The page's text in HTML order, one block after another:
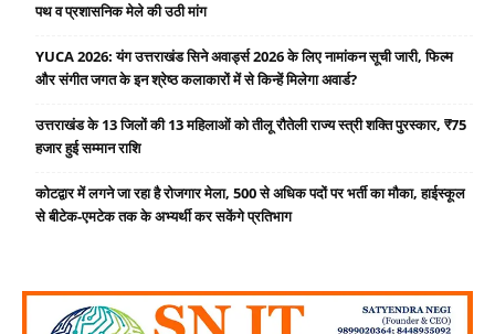
पथ व प्रशासनिक मेले की उठी मांग
YUCA 2026: यंग उत्तराखंड सिने अवार्ड्स 2026 के लिए नामांकन सूची जारी, फिल्म
और संगीत जगत के इन श्रेष्ठ कलाकारों में से किन्हें मिलेगा अवार्ड?
उत्तराखंड के 13 जिलों की 13 महिलाओं को तीलू रौतेली राज्य स्त्री शक्ति पुरस्कार, ₹75
हजार हुई सम्मान राशि
कोटद्वार में लगने जा रहा है रोजगार मेला, 500 से अधिक पदों पर भर्ती का मौका, हाईस्कूल
से बीटेक-एमटेक तक के अभ्यर्थी कर सकेंगे प्रतिभाग